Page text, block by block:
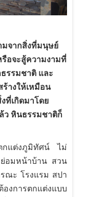
มจากสิ่งที่มนุษย์
รือจะสู้ความงามที่
รรมชาติ และ
างให้เหมือน
ที่เกิดมาโดย
ว หินธรรมชาติก็
กแต่งภูมิทัศน์ ไม่
ย่อมหน้าบ้าน สวน
ณะ โรงแรม สปา
งการตกแต่งแบบ